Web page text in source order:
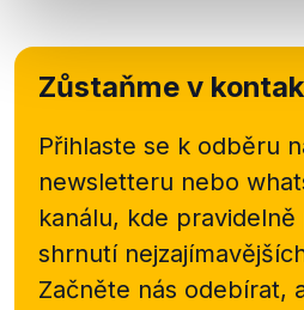
Zůstaňme v
Přihlaste se k odběru
newsletteru nebo
kanálu, kde pravidelně
shrnutí
Začněte nás odebírat,